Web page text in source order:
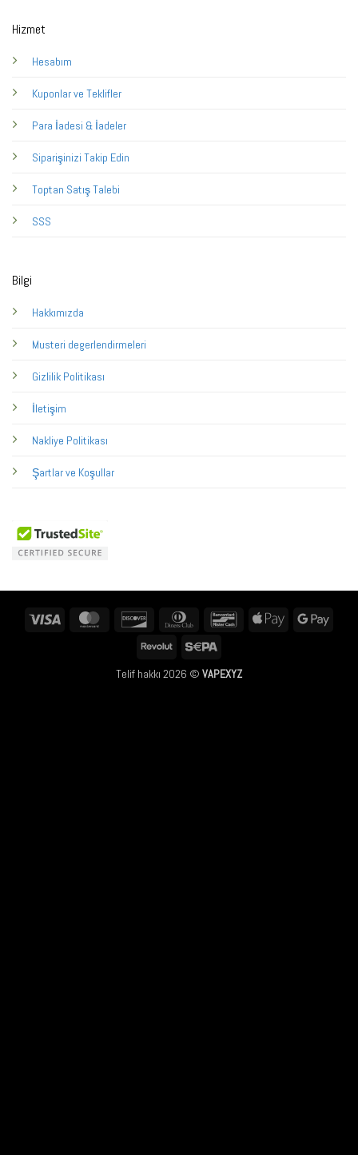
Hizmet
Hesabım
Kuponlar ve Teklifler
Para İadesi & İadeler
Siparişinizi Takip Edin
Toptan Satış Talebi
SSS
Bilgi
Hakkımızda
Musteri degerlendirmeleri
Gizlilik Politikası
İletişim
Nakliye Politikası
Şartlar ve Koşullar
Visa MasterCard Discover
Dinners
BancontactApple
Revolut
Telif hakkı 2026 © VAPEXYZ